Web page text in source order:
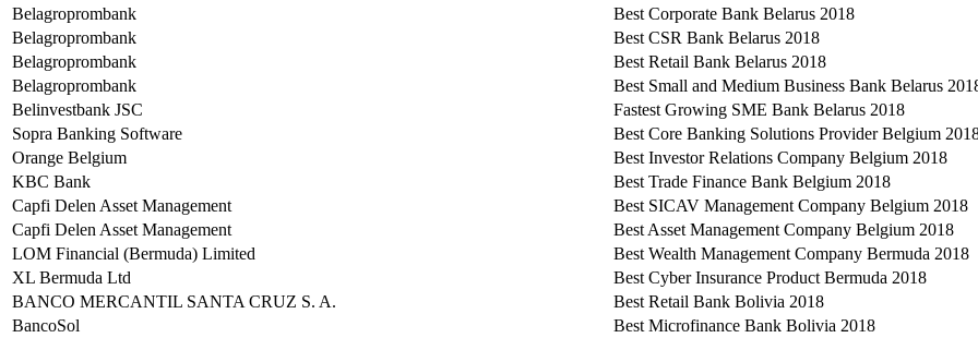
Belagroprombank
Best Corporate Bank Belarus 2018
Belagroprombank
Best CSR Bank Belarus 2018
Belagroprombank
Best Retail Bank Belarus 2018
Belagroprombank
Best Small and Medium Business Bank Belarus
Belinvestbank JSC
Fastest Growing SME Bank Belarus 2018
Sopra Banking Software
Best Core Banking Solutions Provider Belgium
Orange Belgium
Best Investor Relations Company Belgium 2018
KBC Bank
Best Trade Finance Bank Belgium 2018
Capfi Delen Asset Management
Best SICAV Management Company Belgium 2018
Capfi Delen Asset Management
Best Asset Management Company Belgium 2018
LOM Financial (Bermuda) Limited
Best Wealth Management Company Bermuda 2018
XL Bermuda Ltd
Best Cyber Insurance Product Bermuda 2018
BANCO MERCANTIL SANTA CRUZ S. A.
Best Retail Bank Bolivia 2018
BancoSol
Best Microfinance Bank Bolivia 2018